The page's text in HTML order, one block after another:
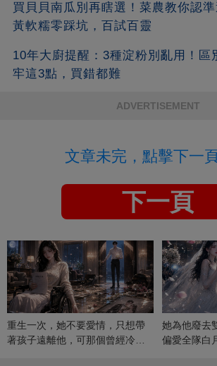
買貝貝南瓜別再瞎選！菜農教你認
黃軟糯零踩坑，百試百靈
10年大廚提醒：3種淀粉別亂用！區
牢這3點，買錯都難
ADVERTISEMENT
文章未完，點擊下一
下一頁
重生一次，她不要愛情，只想帶
著孩子遠離他，可那個曾經冷漠
她為他廢去
偏愛全隊白